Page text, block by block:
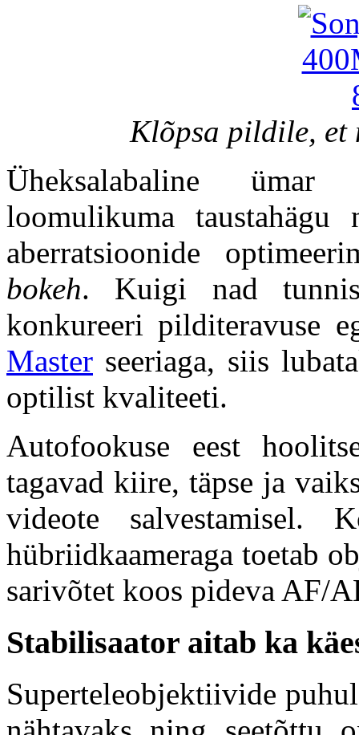
Klõpsa pildile, et
Üheksalabaline
loomulikuma
aberratsioonide
bokeh. Kuigi nad
konkureeri pilditeravuse
Master seeriaga, siis
optilist kvaliteeti.
Autofookuse eest
tagavad kiire, täpse ja
videote salvestamisel.
hübriidkaameraga toetab
sarivõtet koos pideva AF/
Stabilisaator aitab ka
Superteleobjektiivide